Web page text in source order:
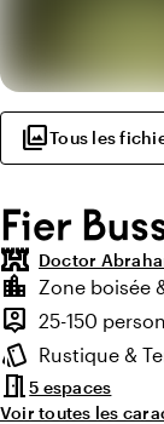
photo_libraryTous les
Fier
fort Doctor
Points forts
location_city
Environnement
Zone boisée
person_pin
Capacité
25-150
style
Ambiance
Rustique &
meeting_room5 espaces
Voir toutes les